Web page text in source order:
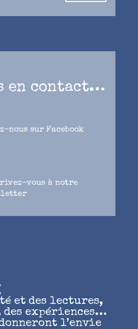
en contact…
nous sur Facebook
vous à notre
et des lectures,
des expériences…
l’envie